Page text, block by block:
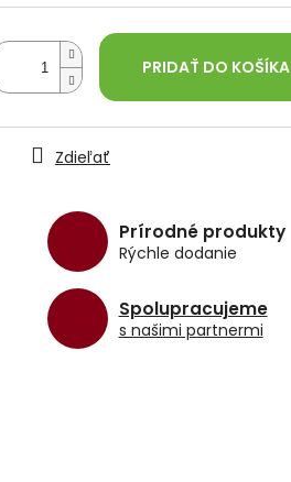
PRIDAŤ DO KOŠÍKA
Prírodné produkty
Rýchle dodanie
Spolupracujeme
s našimi partnermi
Zdieľať